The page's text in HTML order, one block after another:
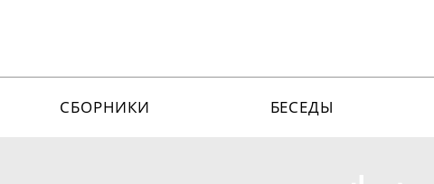
СБОРНИКИ БЕСЕДЫ